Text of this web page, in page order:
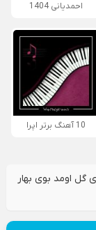
احمدیانی 1404
10 آهنگ برتر اپرا
گل اومد بوی بهار